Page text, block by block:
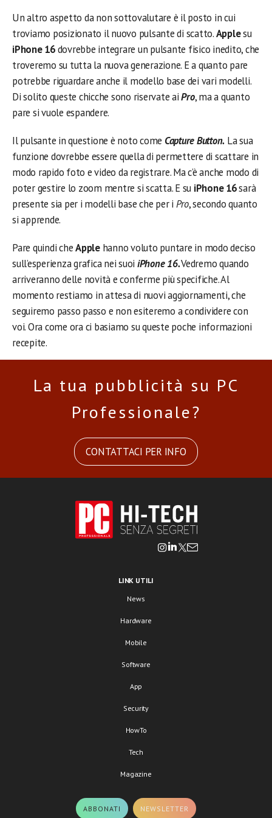
Un altro aspetto da non sottovalutare è il posto in cui
troviamo posizionato il nuovo pulsante di scatto.Applesu
iPhone 16dovrebbe integrare un pulsante fisico inedito, che
troveremo su tutta la nuova generazione. E a quanto pare
potrebbe riguardare anche il modello base dei vari modelli.
Di solito queste chicche sono riservate aiPro, ma a quanto
pare si vuole espandere.
Il pulsante in questione è noto come Capture Button. La sua
funzione dovrebbe essere quella di permettere di scattare in
modo rapido foto e video da registrare. Ma c’è anche modo di
poter gestire lo zoom mentre si scatta. E su iPhone 16sarà
presente sia per i modelli base che per i Pro, secondo quanto
si apprende.
Pare quindi cheApplehanno voluto puntare in modo deciso
sull’esperienza grafica nei suoi iPhone 16.Vedremo quando
arriveranno delle novità e conferme più specifiche. Al
momento restiamo in attesa di nuovi aggiornamenti, che
seguiremo passo passo e non esiteremo a condividere con
voi. Ora come ora ci basiamo su queste poche informazioni
recepite.
La tua pubblicità su PC
Professionale?
CONTATTACI PER INFO
LINK UTILI
News
Hardware
Mobile
Software
App
Security
HowTo
Tech
Magazine
ABBONATI NEWSLETTER